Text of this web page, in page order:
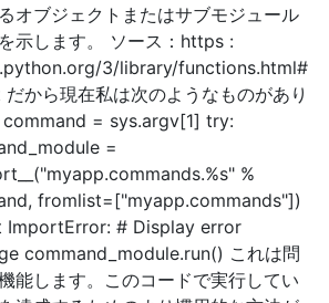
オブジェクトまたはサブモジュール
示します。 ソース：https :
3/library/functions.html#
から現在私は次のようなものがあり
command = sys.argv[1] try:
=
%
fromlist=["myapp.commands"])
ImportError: # Display error
command_module.run() これは問
能します。このコードで実行してい